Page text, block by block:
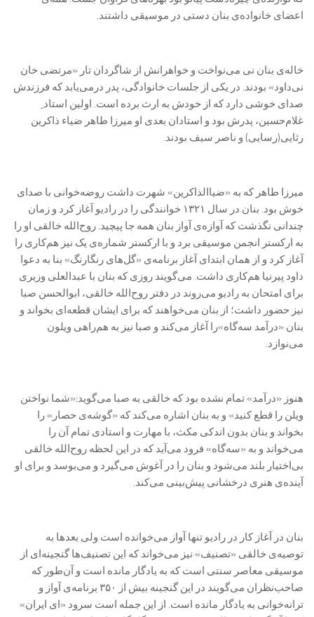
اعضای خانواده‌ی بنان دستی در موسیقی داشتند.
خاله‌ی بنان نی می‌نواخت و خواهرانش از شاگردان تار «مرتضی خان
نی‌داود» بودند. در یکی از جلسات خانوادگی، پدر درمی‌یابد که فرزندش
صدای خوشی دارد که از خودش به ارث برده است. اولین استاد ِ
غلام‌حسین، پدرش بود و استادان بعدی او میرزا طاهر ضیاء ذاکرین
رثایی(رسایی) و ناصر سیف بودند.
میرزا طاهر که به «ضیاالذاکرین» شهرت داشت روضه‌خوانی با صدای
خوش بود. بنان در سال ۱۳۲۱ خوانندگی را در رادیو آغاز کرد و زمان
چندانی نگذشت که آوازه‌ی آواز بنان همه جا پیچید. روح‌الله خالقی او را
به ارکستر انجمن موسیقی برد و با ارکستر شماره‌ی یک نیز هم‌کاری را
آغاز کرد و از همان ابتدای آغاز برنامه‌ی «گل‌های رنگارنگ» بنا به دعوا
داود پیرنیا هم‌کاری داشت. می‌گویند روزی که بنان با عبدالعلی وزیری
برای امتحان به رادیو می‌روند در دفتر روح‌الله خالقی، ابوالحسن صبا
نیز حضور داشت؛ از بنان می‌خواهند که برای ایشان قطعه‌ای بخواند و
بنان «درآمد سه‌گاه»را آغاز می‌کند و صبا نیز به هم‌راهی ویلون
می‌نوازد.
هنوز «درآمد» تمام نشده بود که خالقی به صبا می‌گوید:«شما نواختن
ویلن را قطع کنید» و به بنان اشاره می‌کند که «گوشه‌ی حصار» را
بخواند و بنان بدون اندکی مکث، با مهارت و استادی تمام آن را
می‌خواند و به «سه‌گاه» فرود می‌آید که در این لحظه روح‌الله خالقی
بی‌اختیار بلند می‌شود و بنان را در آغوش می‌گیرد و می‌بوسد و برای او
آینده‌ی هنری درخشانی پیش‌بینی می‌کند.
بنان در آغاز کار در رادیو تنها آواز می‌خوانده است ولی بعدها به
توصیه‌ی خالقی «تصنیف» نیز می‌خواند که این تصنیف‌ها گنجینه‌ای از
موسیقی معاصر سنتی است که به یادگار مانده است و آن‌طور که
صاحب‌نظران می‌گویند در این گنجینه بیش از ۳۵۰ برنامه‌ی آواز و
ترانه‌خوانی به یادگار مانده است. از این جمله است سرود «ای ایران»